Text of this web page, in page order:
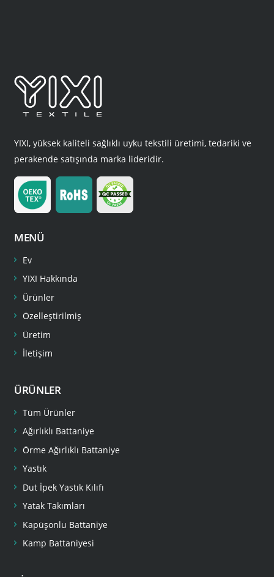
YIXI, yüksek kaliteli sağlıklı uyku tekstili üretimi, tedariki ve
perakende satışında marka lideridir.
MENÜ
Ev
YIXI Hakkında
Ürünler
Özelleştirilmiş
Üretim
İletişim
ÜRÜNLER
Tüm Ürünler
Ağırlıklı Battaniye
Örme Ağırlıklı Battaniye
Yastık
Dut İpek Yastık Kılıfı
Yatak Takımları
Kapüşonlu Battaniye
Kamp Battaniyesi